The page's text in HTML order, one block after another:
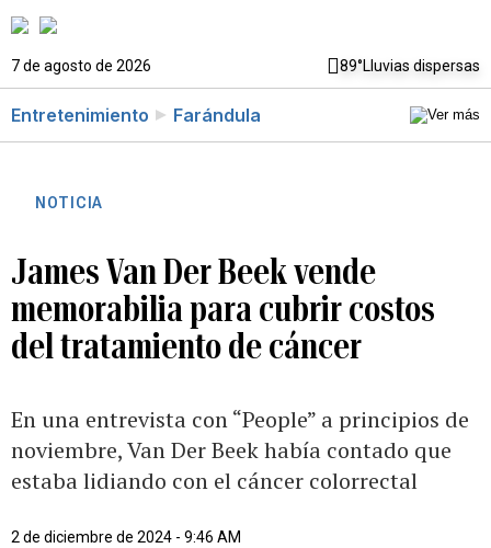
7 de agosto de 2026 89°Lluvias dispersas
Entretenimiento Farándula
NOTICIA
James Van Der Beek vende
memorabilia para cubrir costos
del tratamiento de cáncer
En una entrevista con “People” a principios de
noviembre, Van Der Beek había contado que
estaba lidiando con el cáncer colorrectal
2 de diciembre de 2024 - 9:46 AM